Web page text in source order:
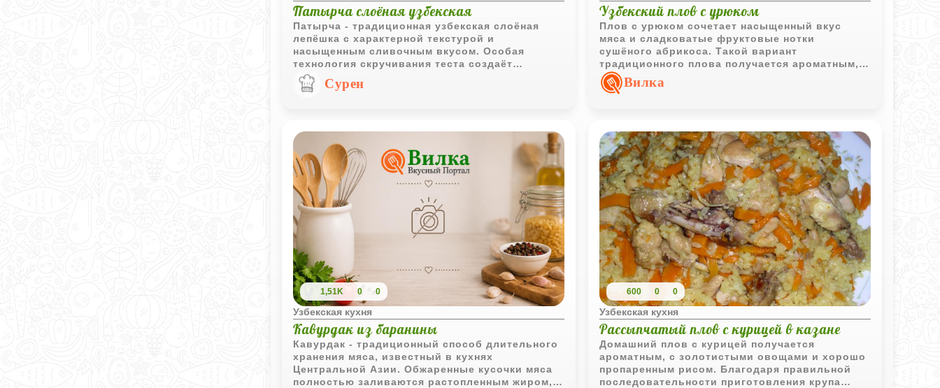
Патырча слоёная узбекская
Патырча - традиционная узбекская слоёная
лепёшка с характерной текстурой и
насыщенным сливочным вкусом. Особая
технология скручивания теста создаёт
множество тонких слоёв, благодаря которым
выпечка получается ароматной и аппетитной.
Сурен
Узбекский плов с урюком
Плов с урюком сочетает насыщенный вкус
мяса и сладковатые фруктовые нотки
сушёного абрикоса. Такой вариант
традиционного плова получается ароматным,
рассыпчатым и особенно выразительным
благодаря контрасту мяса, риса и
Вилка
1,51K 0 0
Узбекская кухня
Кавурдак из баранины
Кавурдак - традиционный способ длительного
хранения мяса, известный в кухнях
Центральной Азии. Обжаренные кусочки мяса
полностью заливаются растопленным жиром,
600 0 0
Узбекская кухня
Рассыпчатый плов с курицей в казане
Домашний плов с курицей получается
ароматным, с золотистыми овощами и хорошо
пропаренным рисом. Благодаря правильной
последовательности приготовления крупа